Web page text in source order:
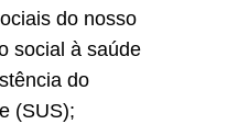
do nosso
social à saúde
do
(SUS);